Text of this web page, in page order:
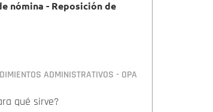
nómina - Reposición de
ADMINISTRATIVOS - OPA
qué sirve?